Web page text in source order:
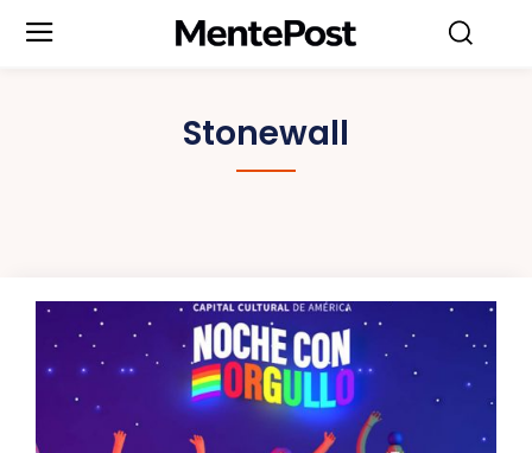
Stonewall